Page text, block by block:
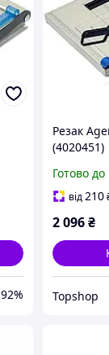
92%
Резак
(4020451)
Готово
від210
2 096₴
Topshop